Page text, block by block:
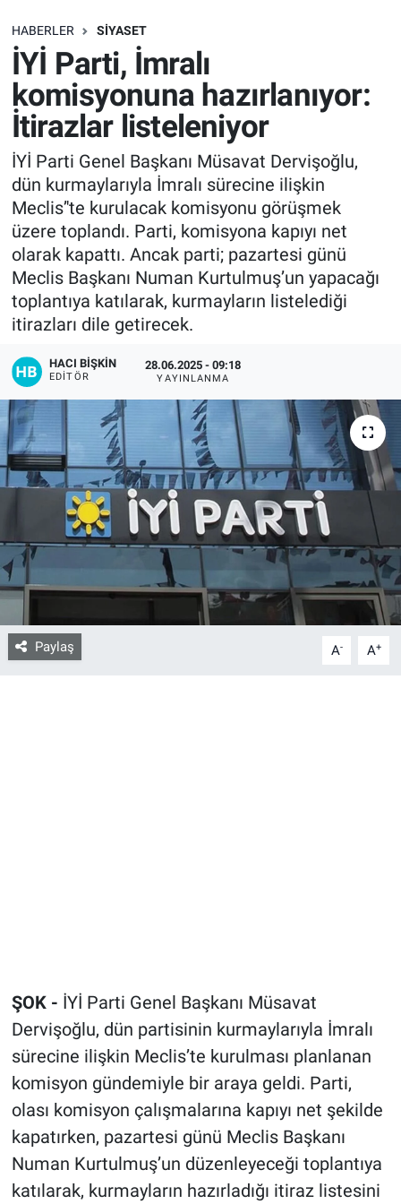
HABERLER SIYASET
İYİ Parti, İmralı
komisyonuna hazırlanıyor:
İtirazlar listeleniyor
İYİ Parti Genel Başkanı Müsavat Dervişoğlu,
dün kurmaylarıyla İmralı sürecine ilişkin
Meclis’'te kurulacak komisyonu görüşmek
üzere toplandı. Parti, komisyona kapıyı net
olarak kapattı. Ancak parti; pazartesi günü
Meclis Başkanı Numan Kurtulmuş’un yapacağı
toplantıya katılarak, kurmayların listelediği
itirazları dile getirecek.
HACI BIŞKIN
EDITÖR
28.06.2025 - 09:18
YAYINLANMA
Paylaş A- A+
ŞOK - İYİ Parti Genel Başkanı Müsavat
Dervişoğlu, dün partisinin kurmaylarıyla İmralı
sürecine ilişkin Meclis’te kurulması planlanan
komisyon gündemiyle bir araya geldi. Parti,
olası komisyon çalışmalarına kapıyı net şekilde
kapatırken, pazartesi günü Meclis Başkanı
Numan Kurtulmuş’un düzenleyeceği toplantıya
katılarak, kurmayların hazırladığı itiraz listesini
SAĞLIK
EKONOMİ
EĞİTİM
ÖZEL HABER
Keşfet
ASTROLOJİ
MANŞET
RESMİ İLANLAR
İLAN
Bize ulaşın
İletişim/Künye
Yaşam
Gözden Kaçmasın
İletişim (Künye)